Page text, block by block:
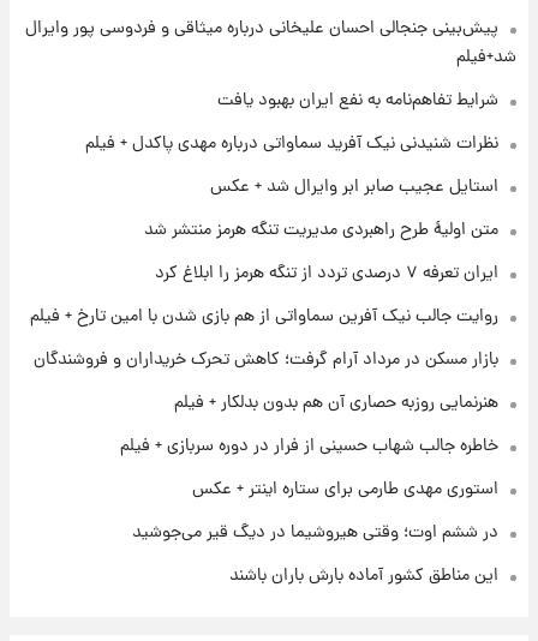
۱ روز پیش
۱ روز پیش
شرایط تازه فروش اقساطی سایپا اعلام شد؛
شاهین، کوییک، اطلس، سهند و ساینا با اقساط
سیگنال‌های جدید برای بازار طلا؛ پیش‌بینی
۱ روز پیش
پیش‌بینی جنجالی احسان علیخانی درباره میثاقی و فردوسی پور وایرال
شد+فیلم
شرایط تفاهم‌نامه به نفع ایران بهبود یافت
نظرات شنیدنی نیک آفرید سماواتی درباره مهدی پاکدل + فیلم
استایل عجیب صابر ابر وایرال شد + عکس
متن اولیۀ طرح راهبردی مدیریت تنگه هرمز منتشر شد
ایران تعرفه ۷ درصدی تردد از تنگه هرمز را ابلاغ کرد
روایت جالب نیک آفرین سماواتی از هم بازی شدن با امین تارخ + فیلم
بازار مسکن در مرداد آرام گرفت؛ کاهش تحرک خریداران و فروشندگان
هنرنمایی روزبه حصاری آن هم بدون بدلکار + فیلم
خاطره جالب شهاب حسینی از فرار در دوره سربازی + فیلم
استوری مهدی طارمی برای ستاره اینتر + عکس
در ششم اوت؛ وقتی هیروشیما در دیگ قیر می‌جوشید
این مناطق کشور آماده بارش باران باشند